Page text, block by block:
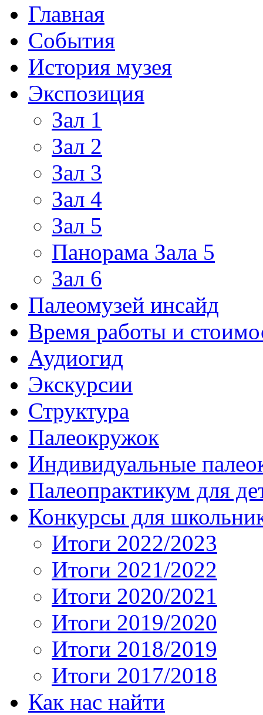
Главная
События
История музея
Экспозиция
Зал 1
Зал 2
Зал 3
Зал 4
Зал 5
Панорама Зала 5
Зал 6
Палеомузей инсайд
Время работы и
Аудиогид
Экскурсии
Структура
Палеокружок
Индивидуальные
Палеопрактикум для
Конкурсы для
Итоги 2022/2023
Итоги 2021/2022
Итоги 2020/2021
Итоги 2019/2020
Итоги 2018/2019
Итоги 2017/2018
Как нас найти